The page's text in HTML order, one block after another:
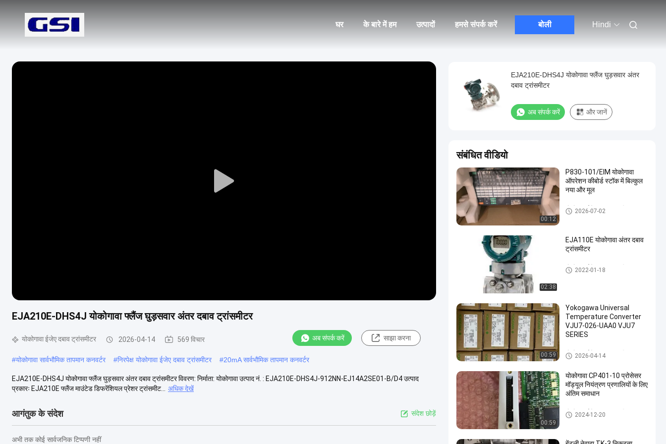
घर के बारे में हम उत्पादों हमसे संपर्क करें बोली Hindi
Play
EJA210E-DHS4J योकोगावा फ्लैंज घुड़सवार अंतर दबाव ट्रांसमीटर
योकोगावा ईजेए दबाव ट्रांसमीटर 2026-04-14 569 विचार अब संपर्क करें साझा करना
#योकोगावा सार्वभौमिक तापमान कनवर्टर #निरपेक्ष योकोगावा ईजेए दबाव ट्रांसमीटर #20mA सार्वभौमिक तापमान कनवर्टर
EJA210E-DHS4J योकोगावा फ्लैंज घुड़सवार अंतर दबाव ट्रांसमीटर विवरण: निर्माता: योकोगावा उत्पाद नं. : EJA210E-DHS4J-912NN-EJ14A2SE01-B/D4 उत्पाद
प्रकारः EJA210E फ्लैंज माउंटेड डिफरेंशियल प्रेशर ट्रांसमीट...
अधिक देखें
आगंतुक के संदेश संदेश छोड़ें
अभी तक कोई सार्वजनिक टिप्पणी नहीं
EJA210E-DHS4J योकोगावा फ्लैंज घुड़सवार अंतर
दबाव ट्रांसमीटर
अब संपर्क करें और जानें
संबंधित वीडियो
00:12
P830-101/EIM योकोगावा
ऑपरेशन कीबोर्ड स्टॉक में बिल्कुल
नया और मूल
योकोगावा ईजेए दबाव ट्रांसमीटर
2026-07-02
02:38
EJA110E योकोगावा अंतर दबाव
ट्रांसमीटर
योकोगावा ईजेए दबाव ट्रांसमीटर
2022-01-18
00:59
Yokogawa Universal
Temperature Converter
VJU7-026-UAA0 VJU7
SERIES
योकोगावा ईजेए दबाव ट्रांसमीटर
2026-04-14
00:59
योकोगावा CP401-10 प्रोसेसर
मॉड्यूल नियंत्रण प्रणालियों के लिए
अंतिम समाधान
योकोगावा ईजेए दबाव ट्रांसमीटर
2024-12-20